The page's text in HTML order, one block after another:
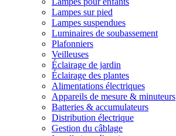
Lampes sur pied
Lampes suspendues
Luminaires de soubassement
Plafonniers
Veilleuses
Éclairage de jardin
Éclairage des plantes
Alimentations électriques
Appareils de mesure & minuteurs
Batteries & accumulateurs
Distribution électrique
Gestion du câblage